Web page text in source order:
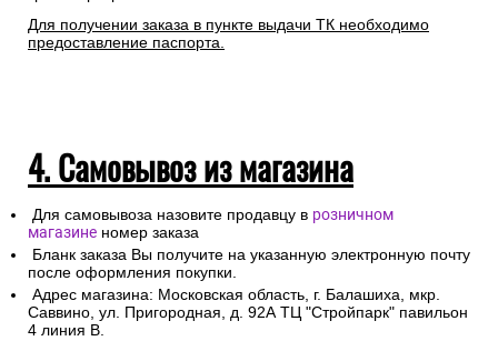
Для получении заказа в пункте выдачи ТК необходимо
предоставление паспорта.
4. Самовывоз из магазина
Для самовывоза назовите продавцу в розничном
магазине номер заказа
Бланк заказа Вы получите на указанную электронную почту
после оформления покупки.
Адрес магазина: Московская область, г. Балашиха, мкр.
Саввино, ул. Пригородная, д. 92А ТЦ "Стройпарк" павильон
4 линия В.